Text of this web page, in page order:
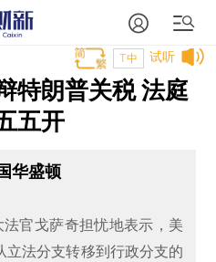
试听
T中
特朗普关税 法庭
五开
华盛顿
官戈萨奇担忧地表示，美
立法分支转移到行政分支的